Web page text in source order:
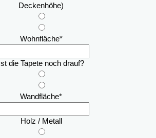
Deckenhöhe)
Wohnfläche*
Ist die Tapete noch drauf?
Wandfläche*
Holz / Metall